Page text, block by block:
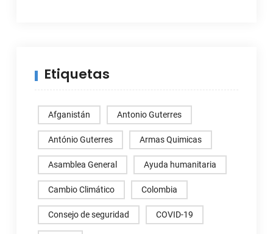
Etiquetas
Afganistán Antonio Guterres
António Guterres Armas Quimicas
Asamblea General Ayuda humanitaria
Cambio Climático Colombia
Consejo de seguridad COVID-19